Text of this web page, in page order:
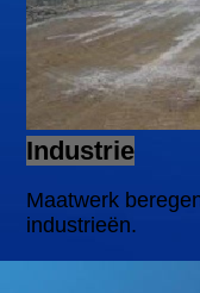
Industrie
Maatwerk
industrieën.